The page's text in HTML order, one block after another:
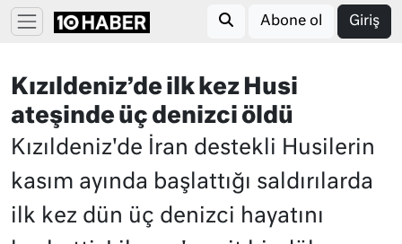
Abone ol Giriş
Kızıldeniz’de ilk kez Husi
ateşinde üç denizci öldü
Kızıldeniz'de İran destekli Husilerin
kasım ayında başlattığı saldırılarda
ilk kez dün üç denizci hayatını